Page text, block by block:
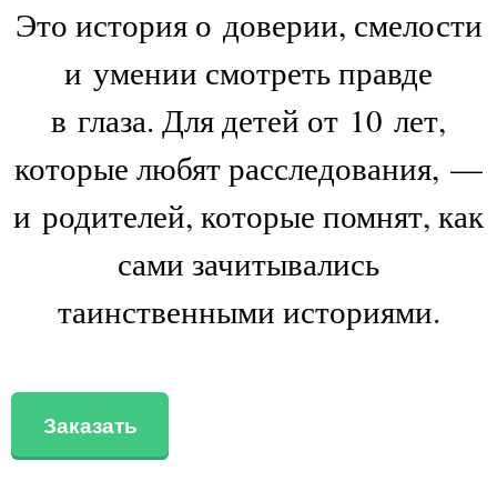
Это история о доверии, смелости
и умении смотреть правде
в глаза. Для детей от 10 лет,
которые любят расследования, —
и родителей, которые помнят, как
сами зачитывались
таинственными историями.
Заказать